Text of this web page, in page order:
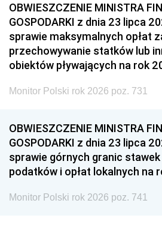
OBWIESZCZENIE MINISTRA
GOSPODARKI z dnia 23 lipca
sprawie maksymalnych opłat
przechowywanie statków lub
obiektów pływających na rok
Monitor Polski rok 2026 poz. 731
OBWIESZCZENIE MINISTRA
GOSPODARKI z dnia 23 lipca
sprawie górnych granic
podatków i opłat lokalnych na
Monitor Polski rok 2026 poz. 741